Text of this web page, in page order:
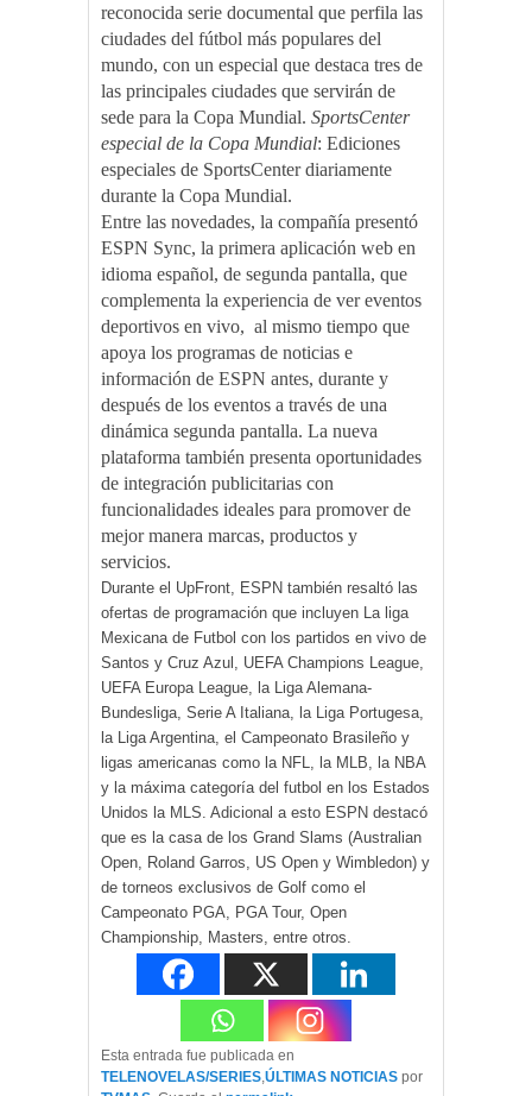
reconocida serie documental que perfila las
ciudades del fútbol más populares del
mundo, con un especial que destaca tres de
las principales ciudades que servirán de
sede para la Copa Mundial. SportsCenter
especial de la Copa Mundial: Ediciones
especiales de SportsCenter diariamente
durante la Copa Mundial.
Entre las novedades, la compañía presentó
ESPN Sync, la primera aplicación web en
idioma español, de segunda pantalla, que
complementa la experiencia de ver eventos
deportivos en vivo, al mismo tiempo que
apoya los programas de noticias e
información de ESPN antes, durante y
después de los eventos a través de una
dinámica segunda pantalla. La nueva
plataforma también presenta oportunidades
de integración publicitarias con
funcionalidades ideales para promover de
mejor manera marcas, productos y
servicios.
Durante el UpFront, ESPN también resaltó las
ofertas de programación que incluyen La liga
Mexicana de Futbol con los partidos en vivo de
Santos y Cruz Azul, UEFA Champions League,
UEFA Europa League, la Liga Alemana-
Bundesliga, Serie A Italiana, la Liga Portugesa,
la Liga Argentina, el Campeonato Brasileño y
ligas americanas como la NFL, la MLB, la NBA
y la máxima categoría del futbol en los Estados
Unidos la MLS. Adicional a esto ESPN destacó
que es la casa de los Grand Slams (Australian
Open, Roland Garros, US Open y Wimbledon) y
de torneos exclusivos de Golf como el
Campeonato PGA, PGA Tour, Open
Championship, Masters, entre otros.
Esta entrada fue publicada en
TELENOVELAS/SERIES,ÚLTIMAS NOTICIAS por